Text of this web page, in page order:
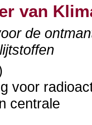
van
de
voor
centrale